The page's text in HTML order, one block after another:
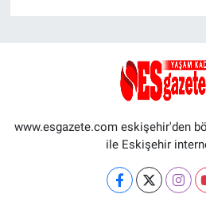
www.esgazete.com eskişehir'den
ile Eskişehir